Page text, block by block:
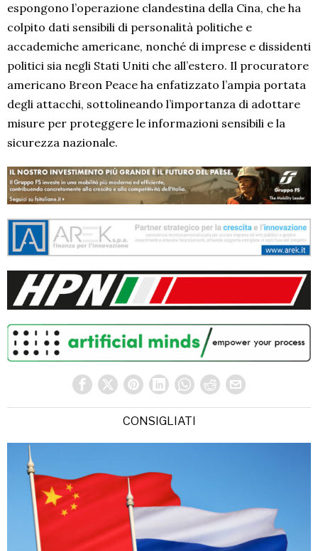
espongono l’operazione clandestina della Cina, che ha
colpito dati sensibili di personalità politiche e
accademiche americane, nonché di imprese e dissidenti
politici sia negli Stati Uniti che all’estero. Il procuratore
americano Breon Peace ha enfatizzato l’ampia portata
degli attacchi, sottolineando l’importanza di adottare
misure per proteggere le informazioni sensibili e la
sicurezza nazionale.
CONSIGLIATI